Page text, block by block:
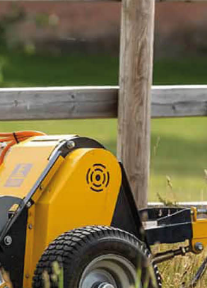
CYLINDER
TILL
Cylinder stödben till
Läs mer
3 088 kr
Inkl. moms
I lager